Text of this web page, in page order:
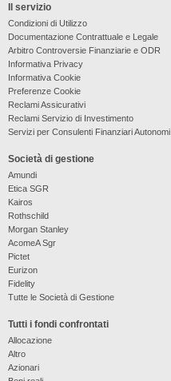
Il servizio
Condizioni di Utilizzo
Documentazione Contrattuale e Legale
Arbitro Controversie Finanziarie e ODR
Informativa Privacy
Informativa Cookie
Preferenze Cookie
Reclami Assicurativi
Reclami Servizio di Investimento
Servizi per Consulenti Finanziari Autonomi
Società di gestione
Amundi
Etica SGR
Kairos
Rothschild
Morgan Stanley
AcomeA Sgr
Pictet
Eurizon
Fidelity
Tutte le Società di Gestione
Tutti i fondi confrontati
Allocazione
Altro
Azionari